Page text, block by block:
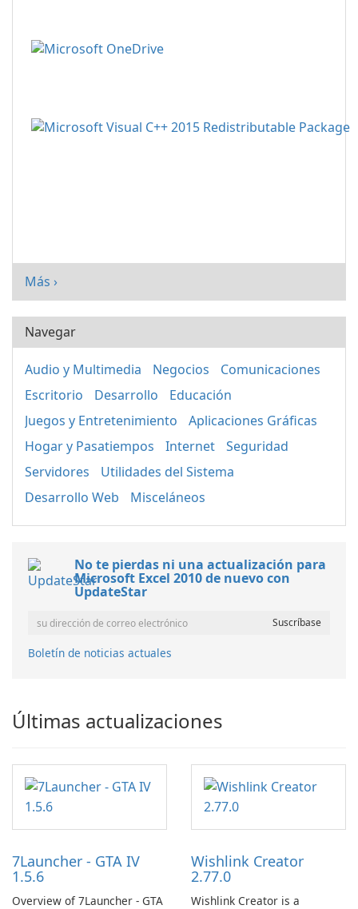
Más ›
Navegar
Audio y Multimedia Negocios
Comunicaciones
Escritorio
Desarrollo
Educación
Juegos y Entretenimiento
Aplicaciones Gráficas
Hogar y Pasatiempos
Internet
Seguridad
Servidores
Utilidades del Sistema
Desarrollo Web
Misceláneos
No te pierdas ni una actualización para
Microsoft Excel 2010 de nuevo con
UpdateStar
Boletín de noticias actuales
Últimas actualizaciones
7Launcher - GTA IV
1.5.6
Overview of 7Launcher - GTA
Wishlink Creator
2.77.0
Wishlink Creator is a